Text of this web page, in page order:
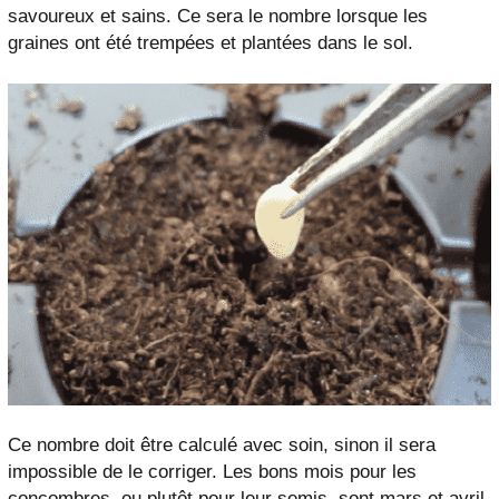
savoureux et sains. Ce sera le nombre lorsque les
graines ont été trempées et plantées dans le sol.
Ce nombre doit être calculé avec soin, sinon il sera
impossible de le corriger. Les bons mois pour les